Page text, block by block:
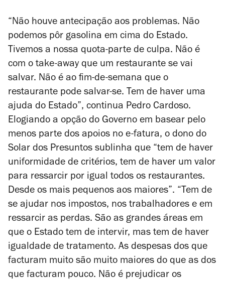
“Não houve antecipação aos problemas. Não
podemos pôr gasolina em cima do Estado.
Tivemos a nossa quota-parte de culpa. Não é
com o take-away que um restaurante se vai
salvar. Não é ao fim-de-semana que o
restaurante pode salvar-se. Tem de haver uma
ajuda do Estado”, continua Pedro Cardoso.
Elogiando a opção do Governo em basear pelo
menos parte dos apoios no e-fatura, o dono do
Solar dos Presuntos sublinha que “tem de haver
uniformidade de critérios, tem de haver um valor
para ressarcir por igual todos os restaurantes.
Desde os mais pequenos aos maiores”. “Tem de
se ajudar nos impostos, nos trabalhadores e em
ressarcir as perdas. São as grandes áreas em
que o Estado tem de intervir, mas tem de haver
igualdade de tratamento. As despesas dos que
facturam muito são muito maiores do que as dos
que facturam pouco. Não é prejudicar os